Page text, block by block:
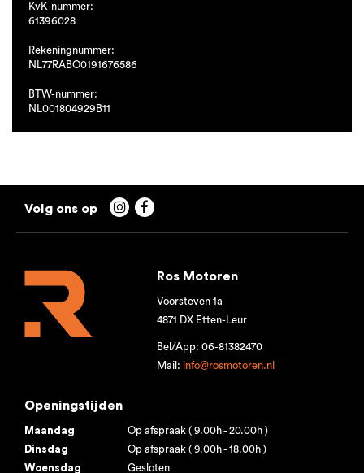
KvK-nummer:
61396028
Rekeningnummer:
NL77RABO0191676586
BTW-nummer:
NL001804929B11
 
Ros Motoren
Voorsteven 1a
4871 DX Etten-Leur
Bel/App: 06-81382470
Mail: info@rosmotoren.nl
Openingstijden
Maandag
Op afspraak ( 9.00h - 20.00h )
Dinsdag
Op afspraak ( 9.00h - 18.00h )
Woensdag
Gesloten